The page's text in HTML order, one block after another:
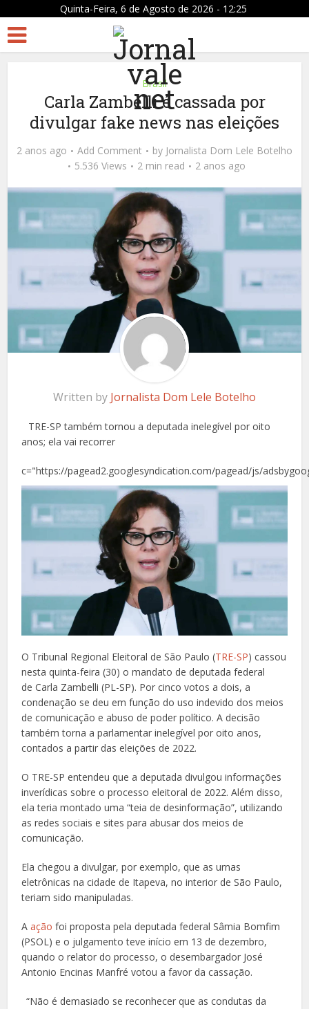
Quinta-Feira, 6 de Agosto de 2026 - 12:25
Brasil
Carla Zambelli é cassada por
divulgar fake news nas eleições
2 anos ago Add Comment by Jornalista Dom Lele Botelho
5.536 Views
2 min read 2 anos ago
Written by Jornalista Dom Lele Botelho
TRE-SP também tornou a deputada inelegível por oito
anos; ela vai recorrer
c="https://pagead2.googlesyndication.com/pagead/js/
O Tribunal Regional Eleitoral de São Paulo (TRE-SP) cassou
nesta quinta-feira (30) o mandato de deputada federal
de Carla Zambelli (PL-SP). Por cinco votos a dois, a
condenação se deu em função do uso indevido dos meios
de comunicação e abuso de poder político. A decisão
também torna a parlamentar inelegível por oito anos,
contados a partir das eleições de 2022.
O TRE-SP entendeu que a deputada divulgou informações
inverídicas sobre o processo eleitoral de 2022. Além disso,
ela teria montado uma “teia de desinformação”, utilizando
as redes sociais e sites para abusar dos meios de
comunicação.
Ela chegou a divulgar, por exemplo, que as urnas
eletrônicas na cidade de Itapeva, no interior de São Paulo,
teriam sido manipuladas.
Aação foi proposta pela deputada federal Sâmia Bomfim
(PSOL) e o julgamento teve início em 13 de dezembro,
quando o relator do processo, o desembargador José
Antonio Encinas Manfré votou a favor da cassação.
“Não é demasiado se reconhecer que as condutas da